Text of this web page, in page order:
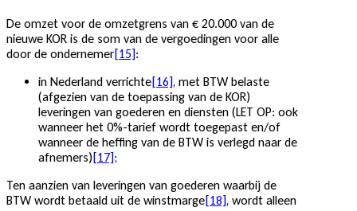
De omzet voor de omzetgrens van € 20.000 van de
nieuwe KOR is de som van de vergoedingen voor alle
door de ondernemer[15]:
in Nederland verrichte[16], met BTW belaste
(afgezien van de toepassing van de KOR)
leveringen van goederen en diensten (LET OP: ook
wanneer het 0%-tarief wordt toegepast en/of
wanneer de heffing van de BTW is verlegd naar de
afnemers)[17];
Ten aanzien van leveringen van goederen waarbij de
BTW wordt betaald uit de winstmarge[18], wordt alleen